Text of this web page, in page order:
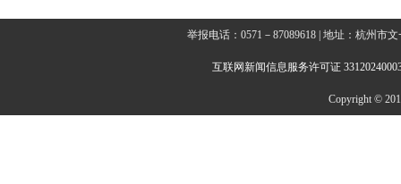
举报电话：0571－87089618 | 地址：杭州市
互联网新闻信息服务许可证
Copyright ©